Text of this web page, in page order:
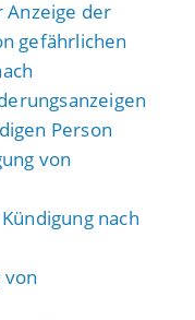
Anzeige der
gefährlichen
Person
von
nach
von